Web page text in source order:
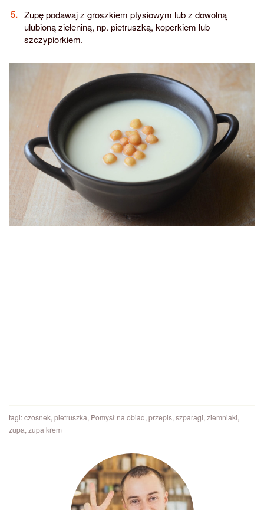
Zupę podawaj z groszkiem ptysiowym lub z dowolną
ulubioną zieleniną, np. pietruszką, koperkiem lub
szczypiorkiem.
tagi:czosnek, pietruszka, Pomysł na obiad, przepis, szparagi, ziemniaki,
zupa, zupa krem